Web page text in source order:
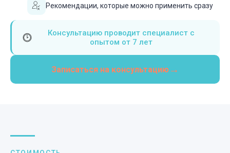
Рекомендации, которые можно применить сразу
Консультацию проводит специалист с
опытом от 7 лет
Записаться на консультацию→